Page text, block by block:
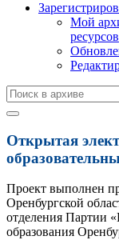
Мой
ресурсов
Открытая
Проект выполнен
Оренбургской
отделения Партии
образования